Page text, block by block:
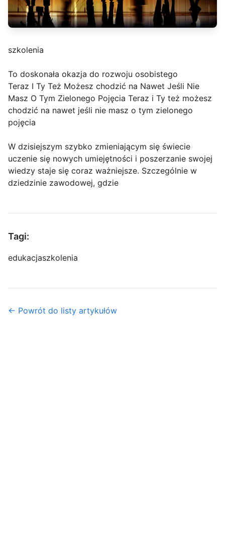
szkolenia
To doskonała okazja do rozwoju osobistego
Teraz I Ty Też Możesz chodzić na Nawet Jeśli Nie
Masz O Tym Zielonego Pojęcia Teraz i Ty też możesz
chodzić na nawet jeśli nie masz o tym zielonego
pojęcia
W dzisiejszym szybko zmieniającym się świecie
uczenie się nowych umiejętności i poszerzanie swojej
wiedzy staje się coraz ważniejsze. Szczególnie w
dziedzinie zawodowej, gdzie
Tagi:
edukacjaszkolenia
← Powrót do listy artykułów